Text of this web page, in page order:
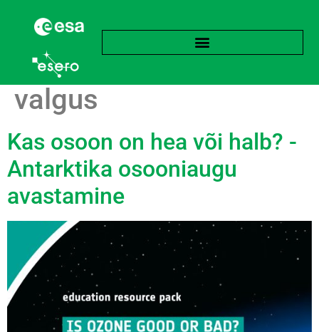
Silt:Ultraviolett (UV)
valgus
Kas osoon on hea või halb? -
Antarktika osooniaugu
avastamine